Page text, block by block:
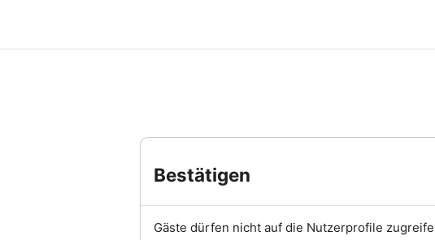
Bestätigen
Gäste dürfen nicht auf die Nutzerprofile